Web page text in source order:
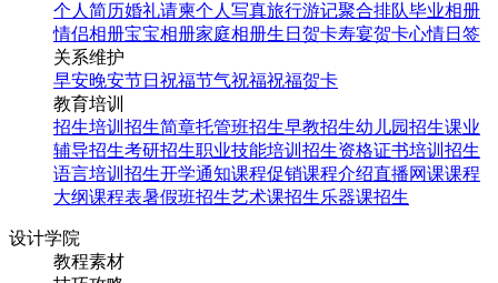
个人简历婚礼请柬个人写真旅行游记聚合排队毕业相册
情侣相册宝宝相册家庭相册生日贺卡寿宴贺卡心情日签
关系维护
早安晚安节日祝福节气祝福祝福贺卡
教育培训
招生培训 招生简章托管班招生早教招生幼儿园招生课业
辅导招生考研招生职业技能培训招生资格证书培训招生
语言培训招生开学通知课程促销课程介绍直播网课课程
大纲课程表暑假班招生艺术课招生乐器课招生
设计学院
教程素材